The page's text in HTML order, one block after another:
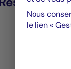
Nous
le lien «